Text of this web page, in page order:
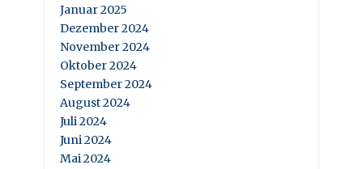
Januar 2025
Dezember 2024
November 2024
Oktober 2024
September 2024
August 2024
Juli 2024
Juni 2024
Mai 2024